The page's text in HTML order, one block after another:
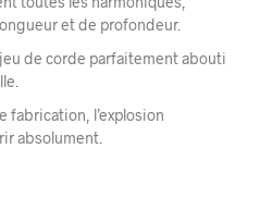
et de profondeur.
de corde parfaitement abouti
fabrication, l’explosion
absolument.